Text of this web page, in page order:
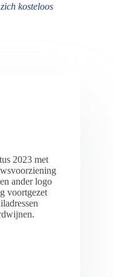
kosteloos
2023 met
ander logo
voortgezet